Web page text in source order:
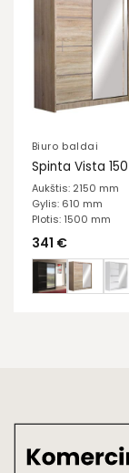
Biuro baldai
Spinta Vista 150
Aukštis: 2150 mm
Gylis: 610 mm
Plotis: 1500 mm
341 €